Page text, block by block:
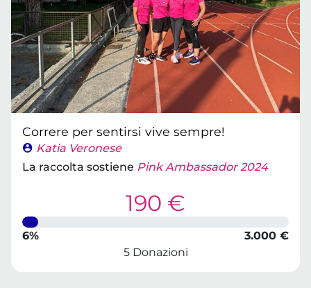
Correre per sentirsi vive sempre!
Katia Veronese
La raccolta sostiene Pink Ambassador 2024
190 €
6%
3.000 €
5 Donazioni